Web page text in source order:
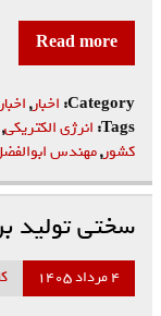
Read more
Category: اخبار,
Tags: انرژی الکتریکی,
کشور,مهندس
سختی تولید برق
۴ مرداد ۱۴۰۵